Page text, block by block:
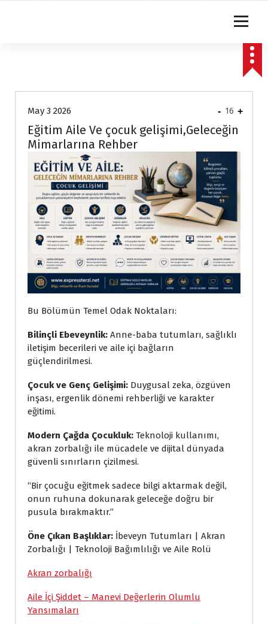
May 3 2026
Eğitim Aile Ve çocuk gelişimi,Geleceğin
Mimarlarına Rehber
Bu Bölümün Temel Odak Noktaları:
Bilinçli Ebeveynlik: Anne-baba tutumları, sağlıklı
iletişim becerileri ve aile içi bağların
güçlendirilmesi.
Çocuk ve Genç Gelişimi: Duygusal zeka, özgüven
inşası, ergenlik dönemi rehberliği ve karakter
eğitimi.
Modern Çağda Çocukluk: Teknoloji kullanımı,
akran zorbalığı ile mücadele ve dijital dünyada
güvenli sınırların çizilmesi.
“Bir çocuğu eğitmek sadece bilgi aktarmak değil,
onun ruhuna dokunarak geleceğe doğru bir
pusula bırakmaktır.”
Öne Çıkan Başlıklar: İbeveyn Tutumları | Akran
Zorbalığı | Teknoloji Bağımlılığı ve Aile Rolü
Akran zorbalığı
Aile İçi Şiddet – Manevi Değerlerin Olumlu
Yansımaları
- 16 +